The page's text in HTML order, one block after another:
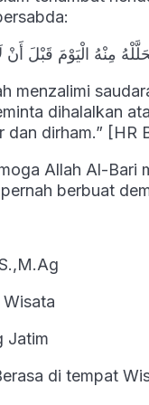
الْيَوْمَ قَبْلَ أَنْ
menzalimi
dihalalkan
dirham.” [HR
Allah Al-Bari
berbuat
Jatim
di tempat